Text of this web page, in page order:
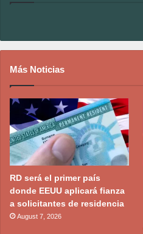
Más Noticias
RD será el primer país
donde EEUU aplicará fianza
a solicitantes de residencia
August 7, 2026